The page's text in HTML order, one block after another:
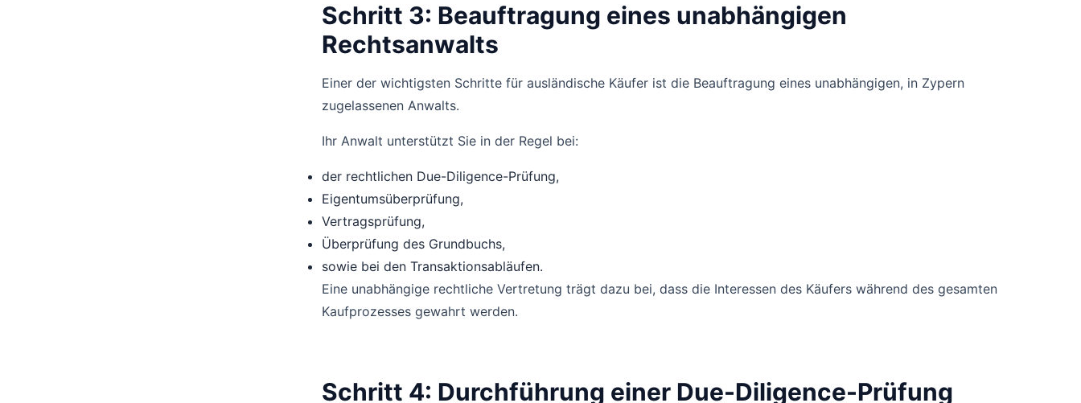
Schritt 3: Beauftragung eines unabhängigen
Rechtsanwalts
Einer der wichtigsten Schritte für ausländische Käufer ist die Beauftragung eines unabhängigen, in Zypern
zugelassenen Anwalts.
Ihr Anwalt unterstützt Sie in der Regel bei:
der rechtlichen Due-Diligence-Prüfung,
Eigentumsüberprüfung,
Vertragsprüfung,
Überprüfung des Grundbuchs,
sowie bei den Transaktionsabläufen.
Eine unabhängige rechtliche Vertretung trägt dazu bei, dass die Interessen des Käufers während des gesamten
Kaufprozesses gewahrt werden.
Schritt 4: Durchführung einer Due-Diligence-Prüfung